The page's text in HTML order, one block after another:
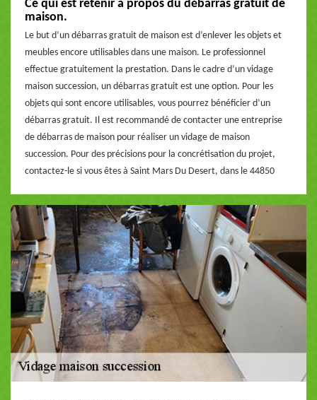
Ce qui est retenir à propos du débarras gratuit de
maison.
Le but d’un débarras gratuit de maison est d’enlever les objets et
meubles encore utilisables dans une maison. Le professionnel
effectue gratuitement la prestation. Dans le cadre d’un vidage
maison succession, un débarras gratuit est une option. Pour les
objets qui sont encore utilisables, vous pourrez bénéficier d’un
débarras gratuit. Il est recommandé de contacter une entreprise
de débarras de maison pour réaliser un vidage de maison
succession. Pour des précisions pour la concrétisation du projet,
contactez-le si vous êtes à Saint Mars Du Desert, dans le 44850